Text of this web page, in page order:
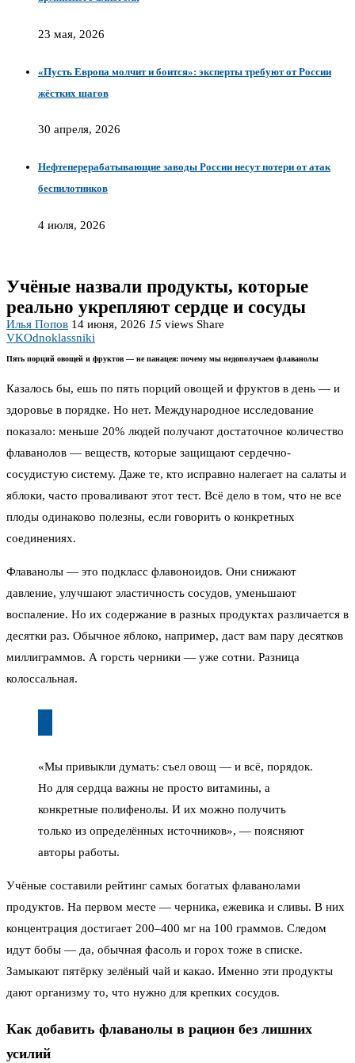
23 мая, 2026
«Пусть Европа молчит и боится»: эксперты требуют от России
жёстких шагов
30 апреля, 2026
Нефтеперерабатывающие заводы России несут потери от атак
беспилотников
4 июля, 2026
Учёные назвали продукты, которые
реально укрепляют сердце и сосуды
Илья Попов 14 июня, 2026 15 views Share
VKOdnoklassniki
Пять порций овощей и фруктов — не панацея: почему мы недополучаем флаванолы
Казалось бы, ешь по пять порций овощей и фруктов в день — и
здоровье в порядке. Но нет. Международное исследование
показало: меньше 20% людей получают достаточное количество
флаванолов — веществ, которые защищают сердечно-
сосудистую систему. Даже те, кто исправно налегает на салаты и
яблоки, часто проваливают этот тест. Всё дело в том, что не все
плоды одинаково полезны, если говорить о конкретных
соединениях.
Флаванолы — это подкласс флавоноидов. Они снижают
давление, улучшают эластичность сосудов, уменьшают
воспаление. Но их содержание в разных продуктах различается в
десятки раз. Обычное яблоко, например, даст вам пару десятков
миллиграммов. А горсть черники — уже сотни. Разница
колоссальная.
«Мы привыкли думать: съел овощ — и всё, порядок.
Но для сердца важны не просто витамины, а
конкретные полифенолы. И их можно получить
только из определённых источников», — поясняют
авторы работы.
Учёные составили рейтинг самых богатых флаванолами
продуктов. На первом месте — черника, ежевика и сливы. В них
концентрация достигает 200–400 мг на 100 граммов. Следом
идут бобы — да, обычная фасоль и горох тоже в списке.
Замыкают пятёрку зелёный чай и какао. Именно эти продукты
дают организму то, что нужно для крепких сосудов.
Как добавить флаванолы в рацион без лишних
усилий